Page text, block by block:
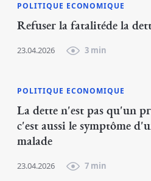
POLITIQUE ECONOMIQUE
Refuser la fatalitéde la
23.04.2026 3 min
POLITIQUE ECONOMIQUE
La dette n'est pas qu'un
c'est aussi le symptôme
malade
23.04.2026 7 min